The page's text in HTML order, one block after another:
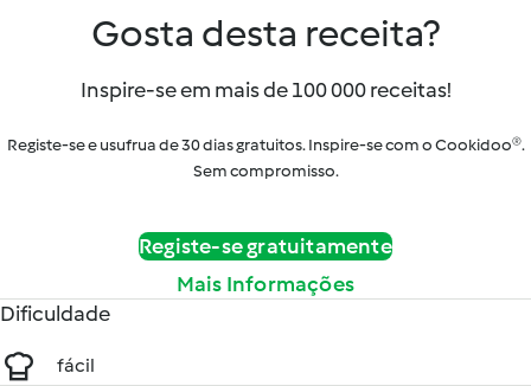
Gosta desta receita?
Inspire-se em mais de 100 000 receitas!
Registe-se e usufrua de 30 dias gratuitos. Inspire-se com o Cookidoo®.
Sem compromisso.
Registe-se gratuitamente
Mais Informações
Dificuldade
fácil